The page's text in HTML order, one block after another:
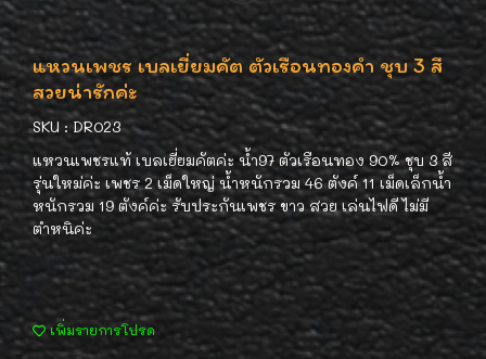
แหวนเพชร เบลเยี่ยมคัต ตัวเรือนทองคำ ชุบ 3 สี
สวยน่ารักค่ะ
SKU : DR023
แหวนเพชรแท้ เบลเยี่ยมคัตค่ะ น้ำ97 ตัวเรือนทอง 90% ชุบ 3 สี
รุ่นใหม่ค่ะ เพชร 2 เม็ดใหญ่ น้ำหนักรวม 46 ตังค์ 11 เม็ดเล็กน้ำ
หนักรวม 19 ตังค์ค่ะ รับประกันเพชร ขาว สวย เล่นไฟดี ไม่มี
ตำหนิค่ะ
เพิ่มรายการโปรด